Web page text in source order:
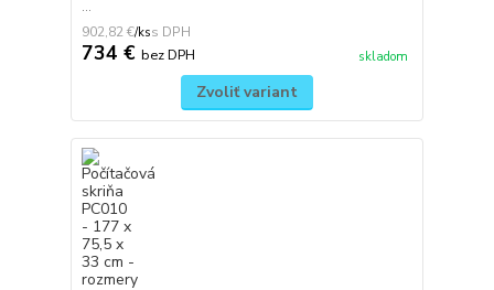
...
902,82 €/ks
734 € bez DPH skladom
Zvoliť variant